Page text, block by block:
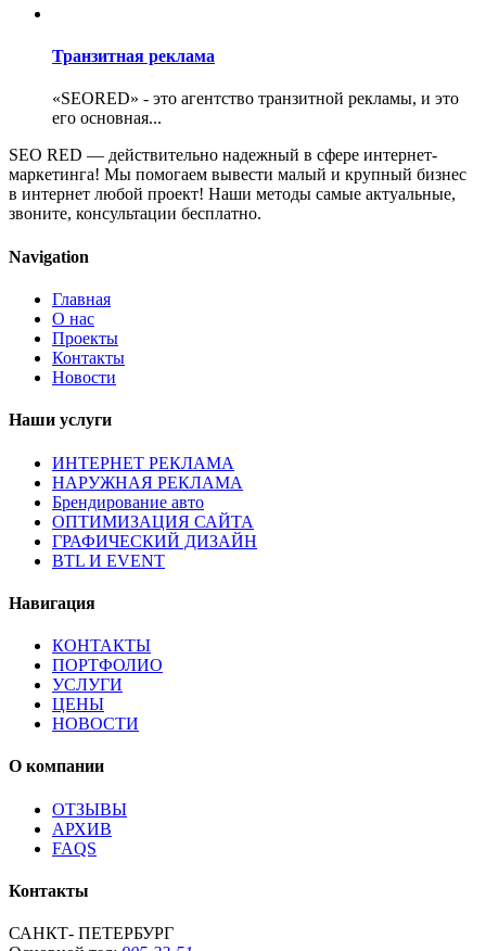
Транзитная реклама
«SEORED» - это агентство транзитной рекламы, и это
его основная...
SEO RED — действительно надежный в сфере интернет-
маркетинга! Мы помогаем вывести малый и крупный бизнес
в интернет любой проект! Наши методы самые актуальные,
звоните, консультации бесплатно.
Navigation
Главная
О нас
Проекты
Контакты
Новости
Наши услуги
ИНТЕРНЕТ РЕКЛАМА
НАРУЖНАЯ РЕКЛАМА
Брендирование авто
ОПТИМИЗАЦИЯ САЙТА
ГРАФИЧЕСКИЙ ДИЗАЙН
BTL И EVENT
Навигация
КОНТАКТЫ
ПОРТФОЛИО
УСЛУГИ
ЦЕНЫ
НОВОСТИ
О компании
ОТЗЫВЫ
АРХИВ
FAQS
Контакты
САНКТ- ПЕТЕРБУРГ